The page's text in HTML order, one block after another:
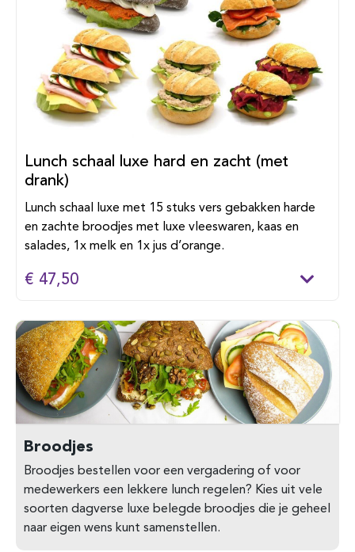
Lunch schaal luxe hard en zacht (met
drank)
Lunch schaal luxe met 15 stuks vers gebakken harde
en zachte broodjes met luxe vleeswaren, kaas en
salades, 1x melk en 1x jus d’orange.
€ 47,50
Broodjes
Broodjes bestellen voor een vergadering of voor
medewerkers een lekkere lunch regelen? Kies uit vele
soorten dagverse luxe belegde broodjes die je geheel
naar eigen wens kunt samenstellen.